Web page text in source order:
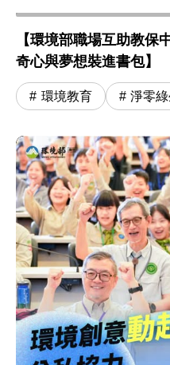
【環境部職場互助教保
奇心與夢想裝進書包】
環境教育 淨零